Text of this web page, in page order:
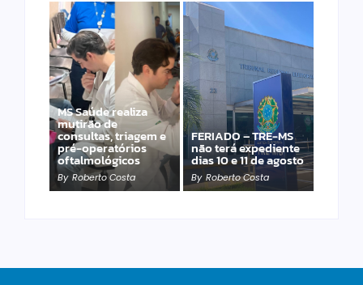
MS Saúde realiza
mutirão de
consultas, triagem e
pré-operatórios
oftalmológicos
By Roberto Costa
FERIADO – TRE-MS
não terá expediente
dias 10 e 11 de agosto
By Roberto Costa
Laranja azeda atrai
investimento
francês para
produção de óleos
essenciais
By Roberto Costa